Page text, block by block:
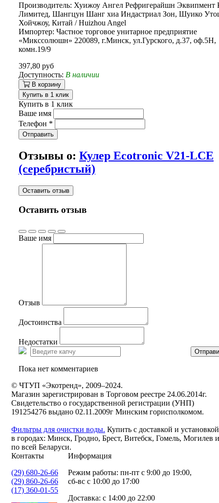
Производитель: Хуижоу Ангел Рефригерайшн Эквипмент
Лимитед, Шангцун Шанг хиа Индастриал Зон, Шуико
Хойчжоу, Китай / Huizhou Angel
Импортер: Частное торговое унитарное предприятие
«Микссолюшн» 220089, г.Минск, ул.Гурского, д.37, оф.5Н,
комн.19/9
397,80 руб
Доступность: В наличии
В корзину
Купить в 1 клик
Купить в 1 клик
Ваше имя
Телефон *
Отправить
Отзывы о: Кулер Ecotronic V21-LCE
(серебристый)
Оставить отзыв
Оставить отзыв
Ваше имя
Отзыв
Достоинства
Недостатки
Пока нет комментариев
© ЧТУП «Экотренд», 2009–2024.
Магазин зарегистрирован в Торговом реестре 24.06.2014г.
Свидетельство о государственной регистрации (УНП)
191254276 выдано 02.11.2009г Минским горисполкомом.
Фильтры для очистки воды. Купить с доставкой и установкой
в городах: Минск, Гродно, Брест, Витебск, Гомель, Могилев и
по всей Беларуси.
Контакты
(29) 680-26-66
(29) 860-26-66
(17) 360-01-55
Информация
Режим работы: пн-пт с 9:00 до 19:00,
сб-вс с 10:00 до 17:00
Доставка: с 14:00 до 22:00